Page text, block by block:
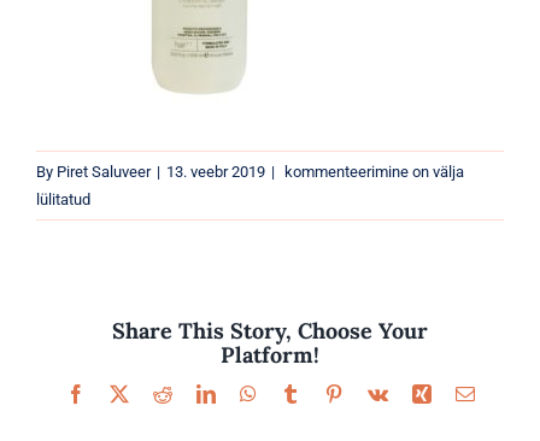
By Piret Saluveer | 13. veebr 2019 | 8034063520016
kommenteerimine on välja
lülitatud
Share This Story, Choose Your
Platform!
Facebook
X RedditLinkedInWhatsApp
TumblrPinterest
Vk Xing Email